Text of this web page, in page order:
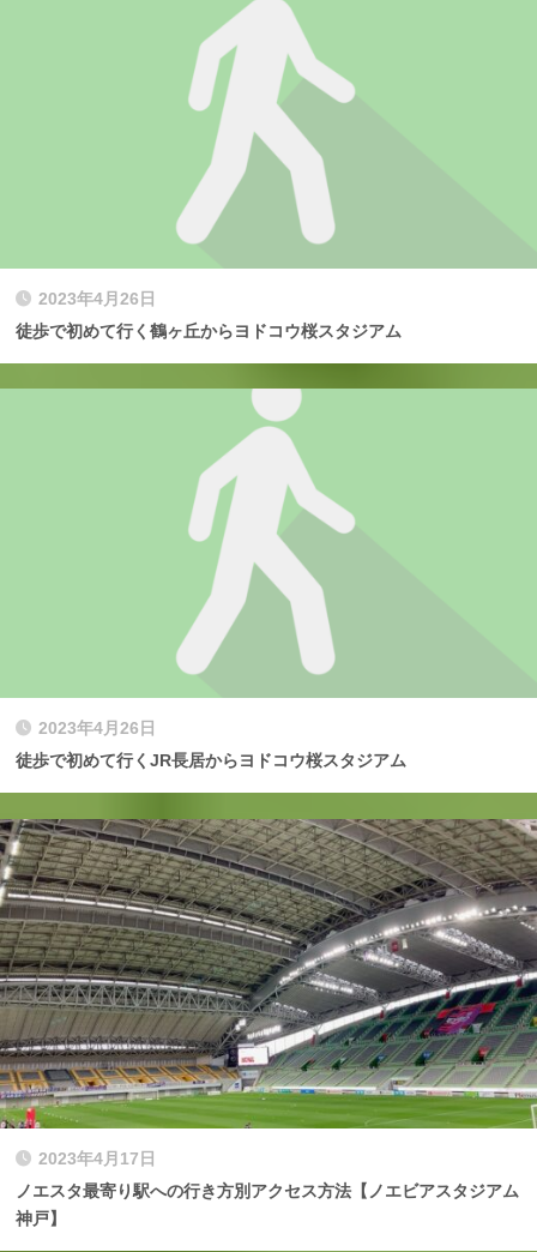
2023年4月26日
徒歩で初めて行く鶴ヶ丘からヨドコウ桜スタジアム
2023年4月26日
徒歩で初めて行くJR長居からヨドコウ桜スタジアム
2023年4月17日
ノエスタ最寄り駅への行き方別アクセス方法【ノエビアスタジアム
神戸】